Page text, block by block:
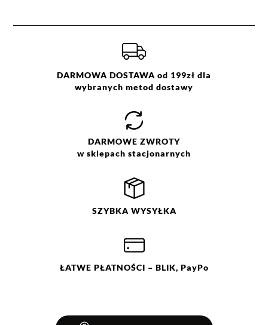
DARMOWA DOSTAWA od 199zł dla
wybranych metod dostawy
DARMOWE ZWROTY
w sklepach stacjonarnych
SZYBKA WYSYŁKA
ŁATWE PŁATNOŚCI – BLIK, PayPo